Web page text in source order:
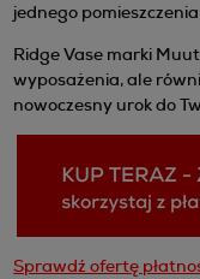
jednego
Ridge Vase marki
wyposażenia, ale
nowoczesny urok do
Sprawdź ofertę